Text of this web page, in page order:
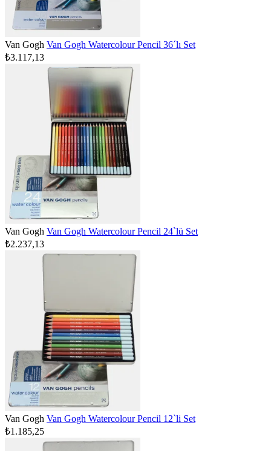
Van Gogh Van Gogh Watercolour Pencil 36´lı Set
₺3.117,13
Van Gogh Van Gogh Watercolour Pencil 24`lü Set
₺2.237,13
Van Gogh Van Gogh Watercolour Pencil 12`li Set
₺1.185,25